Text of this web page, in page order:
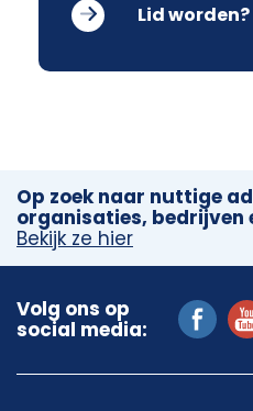
Lid worden?
Op zoek naar nuttige
organisaties, bedrijven
Bekijk ze hier
Volg ons op
social media: